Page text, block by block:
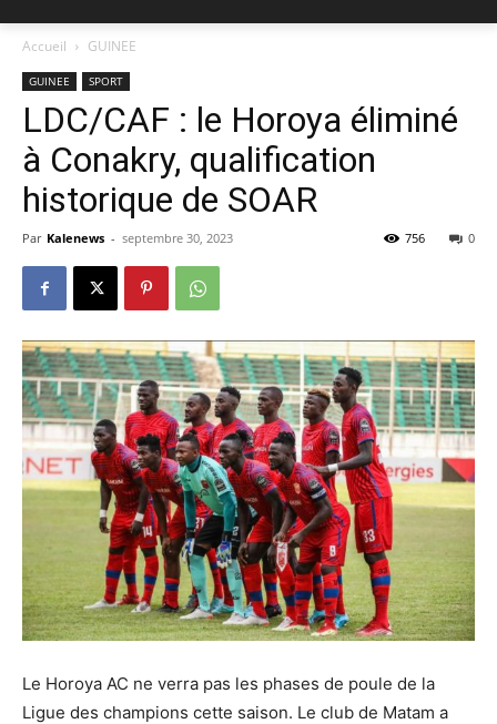
Accueil GUINEE
GUINEE SPORT
LDC/CAF : le Horoya éliminé
à Conakry, qualification
historique de SOAR
Par Kalenews - septembre 30, 2023 0
756
Le Horoya AC ne verra pas les phases de poule de la
Ligue des champions cette saison. Le club de Matam a